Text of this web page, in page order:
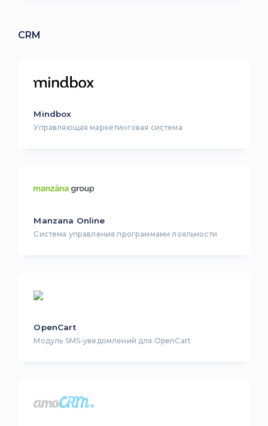
CRM
Mindbox
Управляющая маркетинговая система
Manzana Online
Система управления программами лояльности
OpenCart
Модуль SMS-уведомлений для OpenCart